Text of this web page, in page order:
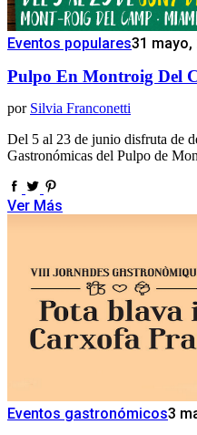
Eventos populares31 mayo,
Pulpo En Montroig Del
por Silvia Franconetti
Del 5 al 23 de junio disfruta de
Gastronómicas del Pulpo de
Ver Más
Eventos gastronómicos3